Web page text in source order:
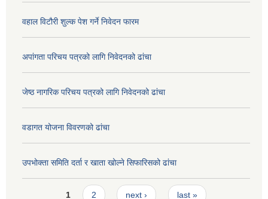
वहाल विटौरी शुल्क पेश गर्ने निवेदन फारम
अपांगता परिचय पत्रको लागि निवेदनको ढांचा
जेष्ठ नागरिक परिचय पत्रको लागि निवेदनको ढांचा
वडागत योजना विवरणको ढांचा
उपभोक्ता समिति दर्ता र खाता खोल्ने सिफारिसको ढांचा
Pages1 2 next › last »